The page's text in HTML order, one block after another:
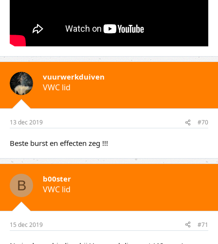
vuurwerkduiven
VWC lid
13 dec 2019 #70
Beste burst en effecten zeg !!!
B b00ster
VWC lid
15 dec 2019 #71